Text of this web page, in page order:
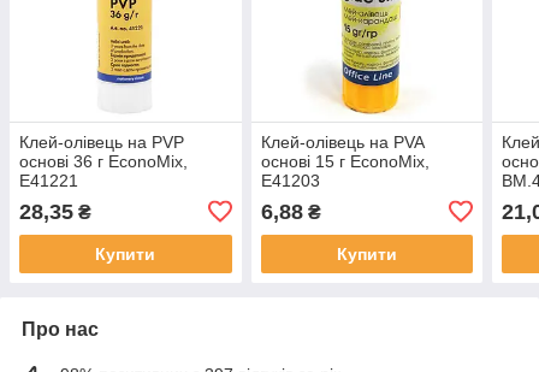
Клей-олівець на PVP
основі 36 г EconoMix,
Е41221
28,35 ₴
Купити
Клей-олівець на PVA
основі 15 г EconoMix,
E41203
6,88₴
Купити
Про нас